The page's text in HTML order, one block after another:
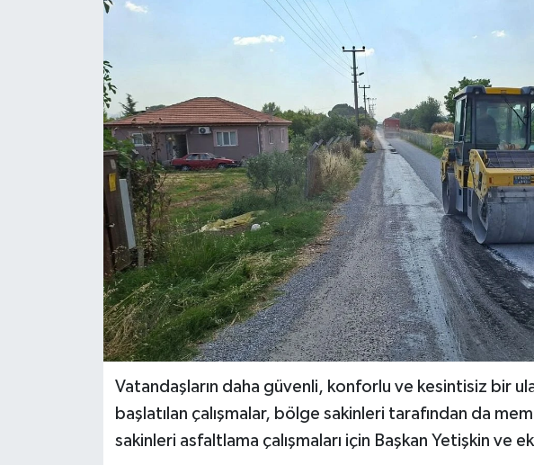
Vatandaşların daha güvenli, konforlu ve kesintisiz bir
başlatılan çalışmalar, bölge sakinleri tarafından da
sakinleri asfaltlama çalışmaları için Başkan Yetişkin ve